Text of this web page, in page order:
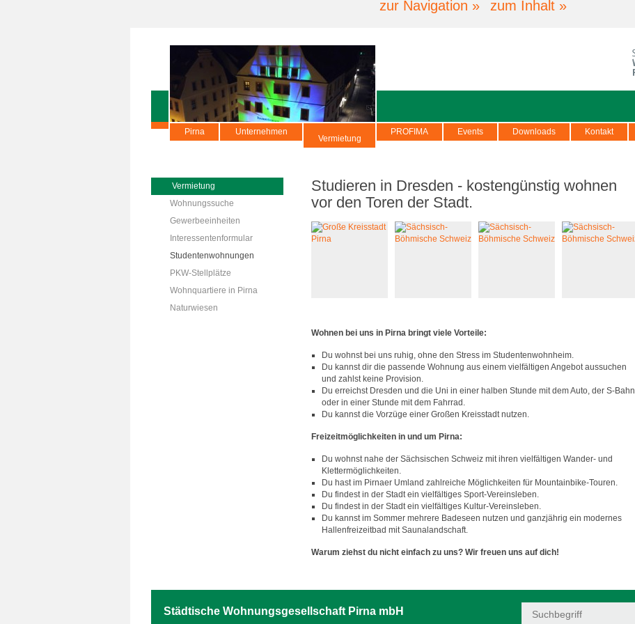
zur Navigation » zum Inhalt »
Pirna Unternehmen
Vermietung
PROFIMA Events Downloads Kontakt
Vermietung
Wohnungssuche
Gewerbeeinheiten
Interessentenformular
Studentenwohnungen
PKW-Stellplätze
Wohnquartiere in Pirna
Naturwiesen
Studieren in Dresden - kostengünstig wohnen
vor den Toren der Stadt.
Wohnen bei uns in Pirna bringt viele Vorteile:
Du wohnst bei uns ruhig, ohne den Stress im Studentenwohnheim.
Du kannst dir die passende Wohnung aus einem vielfältigen Angebot aussuchen
und zahlst keine Provision.
Du erreichst Dresden und die Uni in einer halben Stunde mit dem Auto, der S-Bahn
oder in einer Stunde mit dem Fahrrad.
Du kannst die Vorzüge einer Großen Kreisstadt nutzen.
Freizeitmöglichkeiten in und um Pirna:
Du wohnst nahe der Sächsischen Schweiz mit ihren vielfältigen Wander- und
Klettermöglichkeiten.
Du hast im Pirnaer Umland zahlreiche Möglichkeiten für Mountainbike-Touren.
Du findest in der Stadt ein vielfältiges Sport-Vereinsleben.
Du findest in der Stadt ein vielfältiges Kultur-Vereinsleben.
Du kannst im Sommer mehrere Badeseen nutzen und ganzjährig ein modernes
Hallenfreizeitbad mit Saunalandschaft.
Warum ziehst du nicht einfach zu uns? Wir freuen uns auf dich!
Städtische Wohnungsgesellschaft Pirna mbH